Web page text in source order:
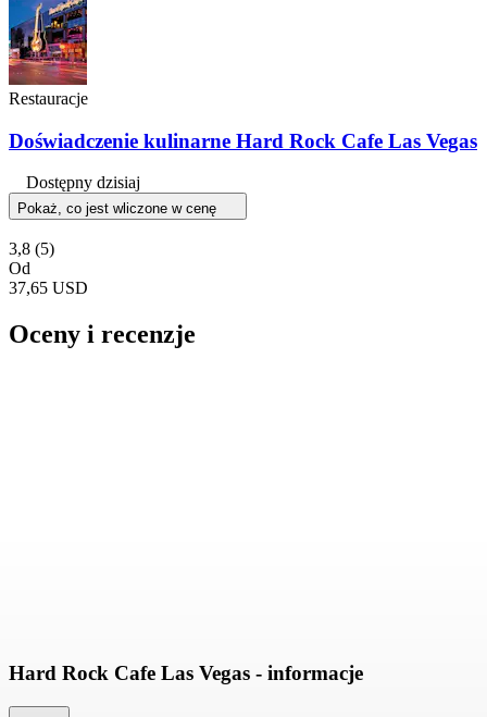
Restauracje
Doświadczenie kulinarne Hard Rock Cafe Las Vegas
Dostępny dzisiaj
Pokaż, co jest wliczone w cenę
3,8 (5)
Od
37,65 USD
Oceny i recenzje
Hard Rock Cafe Las Vegas - informacje